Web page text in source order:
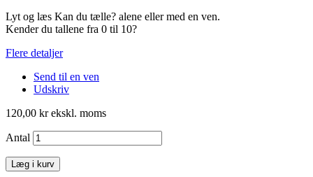
Lyt og læs Kan du tælle? alene eller med en ven.
Kender du tallene fra 0 til 10?
Flere detaljer
Send til en ven
Udskriv
120,00 krekskl. moms
Antal
Læg i kurv